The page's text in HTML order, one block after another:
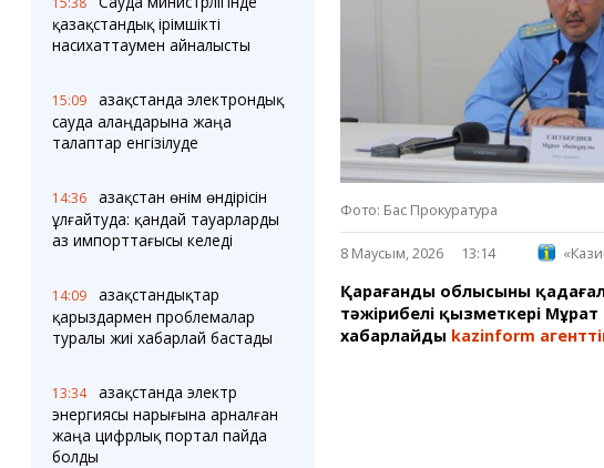
Соққылар
Фотокомикстер
Ешкин жұлдыз
жорамалы
Жолдарды жабу
Балқаш
Фото
Бейне
Timelapse
Қызметтер
Аудармашы
қазақстандық ірімшікті
насихаттаумен айналысты
15:09
Қазақстанда электрондық
сауда алаңдарына жаңа
талаптар енгізілуде
14:36
Қазақстан өнім өндірісін
ұлғайтуда: қандай тауарларды
аз импорттағысы келеді
14:09
Қазақстандықтар
қарыздармен проблемалар
туралы жиі хабарлай бастады
13:34
Қазақстанда электр
энергиясы нарығына арналған
жаңа цифрлық портал пайда
болды
Фото: Бас Прокуратура
8 Маусым, 2026 13:14
Қарағанды облысының
тәжірибелі қызметкері
хабарлайды kazinform